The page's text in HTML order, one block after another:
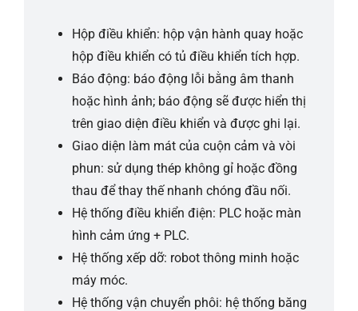
Hộp điều khiển: hộp vận hành quay hoặc
hộp điều khiển có tủ điều khiển tích hợp.
Báo động: báo động lỗi bằng âm thanh
hoặc hình ảnh; báo động sẽ được hiển thị
trên giao diện điều khiển và được ghi lại.
Giao diện làm mát của cuộn cảm và vòi
phun: sử dụng thép không gỉ hoặc đồng
thau để thay thế nhanh chóng đầu nối.
Hệ thống điều khiển điện: PLC hoặc màn
hình cảm ứng + PLC.
Hệ thống xếp dỡ: robot thông minh hoặc
máy móc.
Hệ thống vận chuyển phôi: hệ thống băng